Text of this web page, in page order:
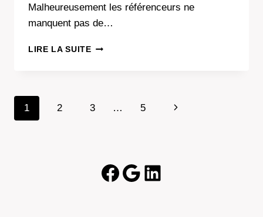
Malheureusement les référenceurs ne
manquent pas de…
LIRE LA SUITECHANGEMENT
=
Navigation
1 2 3 … 5
Page
Facebook
Google
LinkedIn